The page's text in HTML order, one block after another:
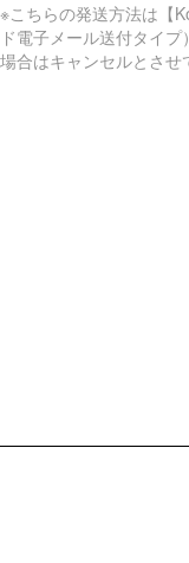
※こちらの発送方法は【
ド電子メール送付タイ
場合はキャンセルとさせ